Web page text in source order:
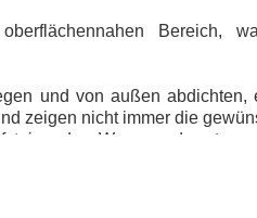
Bereich,
und von außen
zeigen nicht immer die
Wasser oder